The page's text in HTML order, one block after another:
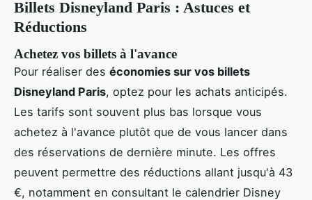
Billets Disneyland Paris : Astuces et
Réductions
Achetez vos billets à l'avance
Pour réaliser des économies sur vos billets
Disneyland Paris, optez pour les achats anticipés.
Les tarifs sont souvent plus bas lorsque vous
achetez à l'avance plutôt que de vous lancer dans
des réservations de dernière minute. Les offres
peuvent permettre des réductions allant jusqu'à 43
€, notamment en consultant le calendrier Disney